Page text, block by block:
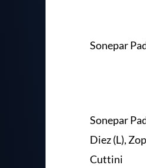
Sonepar
Sonepar
Diez (L),
Cuttini